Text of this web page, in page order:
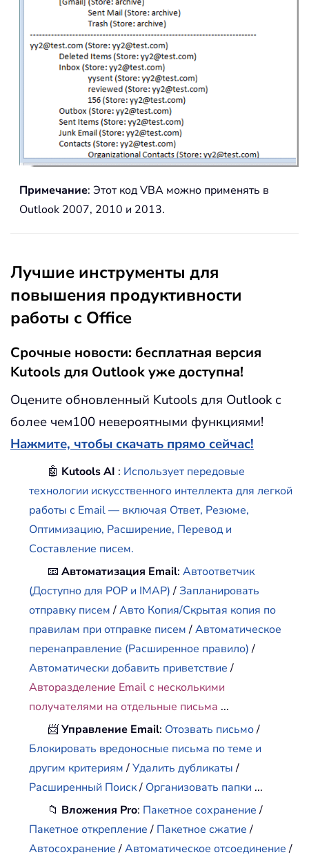
Примечание: Этот код VBA можно применять в
Outlook 2007, 2010 и 2013.
Лучшие инструменты для
повышения продуктивности
работы с Office
Срочные новости: бесплатная версия
Kutools для Outlook уже доступна!
Оцените обновленный Kutools для Outlook с
более чем100 невероятными функциями!
Нажмите, чтобы скачать прямо сейчас!
🤖 Kutools AI : Использует передовые
технологии искусственного интеллекта для легкой
работы с Email — включая Ответ, Резюме,
Оптимизацию, Расширение, Перевод и
Составление писем.
📧Автоматизация Email:Автоответчик
(Доступно для POP и IMAP)/Запланировать
отправку писем/Авто Копия/Скрытая копия по
правилам при отправке писем/Автоматическое
перенаправление (Расширенное правило)/
Автоматически добавить приветствие/
Авторазделение Email с несколькими
получателями на отдельные письма ...
📨Управление Email: Отозвать письмо/
Блокировать вредоносные письма по теме и
другим критериям/Удалить дубликаты/
Расширенный Поиск/ Организовать папки ...
📁 Вложения Pro: Пакетное сохранение/
Пакетное открепление/ Пакетное сжатие/
Автосохранение/Автоматическое отсоединение/